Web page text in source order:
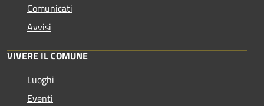
Comunicati
Avvisi
VIVERE IL COMUNE
Luoghi
Eventi